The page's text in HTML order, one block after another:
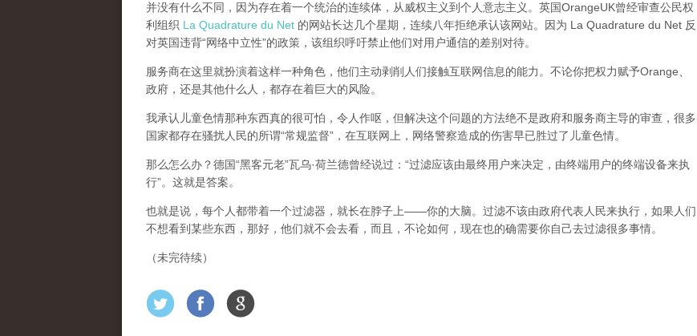
并没有什么不同，因为存在着一个统治的连续体，从威权主义到个人意志主义。英国OrangeUK曾经审查公民权
利组织 La Quadrature du Net 的网站长达几个星期，连续八年拒绝承认该网站。因为 La Quadrature du Net 反
对英国违背“网络中立性”的政策，该组织呼吁禁止他们对用户通信的差别对待。
服务商在这里就扮演着这样一种角色，他们主动剥削人们接触互联网信息的能力。不论你把权力赋予Orange、
政府，还是其他什么人，都存在着巨大的风险。
我承认儿童色情那种东西真的很可怕，令人作呕，但解决这个问题的方法绝不是政府和服务商主导的审查，很多
国家都存在骚扰人民的所谓“常规监督”，在互联网上，网络警察造成的伤害早已胜过了儿童色情。
那么怎么办？德国“黑客元老”瓦乌·荷兰德曾经说过：“过滤应该由最终用户来决定，由终端用户的终端设备来执
行”。这就是答案。
也就是说，每个人都带着一个过滤器，就长在脖子上——你的大脑。过滤不该由政府代表人民来执行，如果人们
不想看到某些东西，那好，他们就不会去看，而且，不论如何，现在也的确需要你自己去过滤很多事情。
（未完待续）